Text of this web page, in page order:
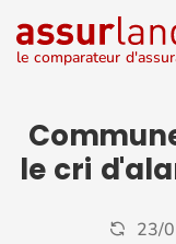
le comparateur
le cri
23/